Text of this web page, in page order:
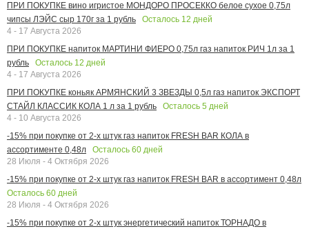
ПРИ ПОКУПКЕ вино игристое МОНДОРО ПРОСЕККО белое сухое 0,75л
чипсы ЛЭЙС сыр 170г за 1 рубль
Осталось 12 дней
4 - 17 Августа 2026
ПРИ ПОКУПКЕ напиток МАРТИНИ ФИЕРО 0,75л газ напиток РИЧ 1л за 1
рубль
Осталось 12 дней
4 - 17 Августа 2026
ПРИ ПОКУПКЕ коньяк АРМЯНСКИЙ 3 ЗВЕЗДЫ 0,5л газ напиток ЭКСПОРТ
СТАЙЛ КЛАССИК КОЛА 1 л за 1 рубль
Осталось 5 дней
4 - 10 Августа 2026
-15% при покупке от 2-х штук газ напиток FRESH BAR КОЛА в
ассортименте 0,48л
Осталось 60 дней
28 Июля - 4 Октября 2026
-15% при покупке от 2-х штук газ напиток FRESH BAR в ассортимент 0,48л
Осталось 60 дней
28 Июля - 4 Октября 2026
-15% при покупке от 2-х штук энергетический напиток ТОРНАДО в